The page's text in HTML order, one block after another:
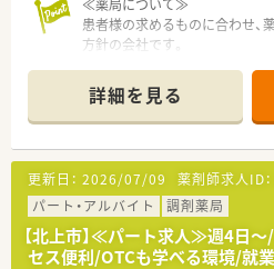
≪薬局について≫
患者様の求めるものに合わせ、
方針の会社です。
た質の高いサービス、町の景観
バリアフリー仕様をはじめ訪
る設備の充実など、地域の人々
となるような空間づくりをして
に」「いつでも頼りにされる”マ
詳細を見る
更新日： 2026/07/09 薬剤師求人ID：
パート・アルバイト
調剤薬局
【北上市】≪パート求人≫週4日
セス便利/OTCも学べる環境/就